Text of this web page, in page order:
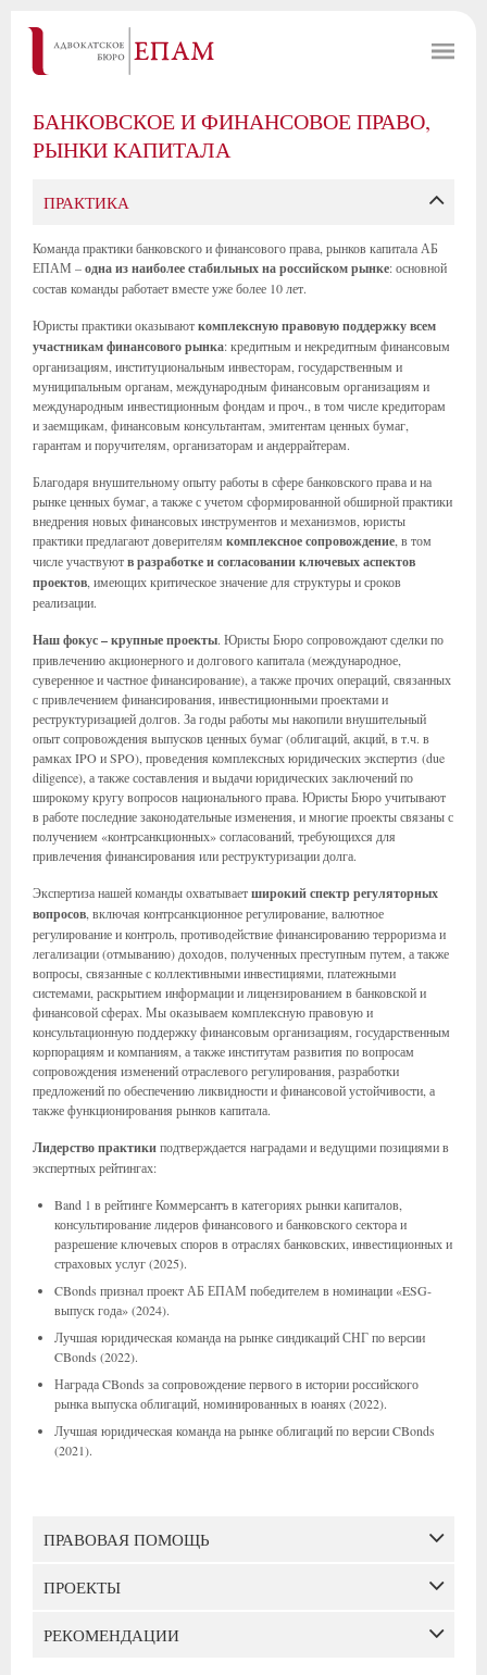
БАНКОВСКОЕ И ФИНАНСОВОЕ ПРАВО,
РЫНКИ КАПИТАЛА
ПРАКТИКА
Команда практики банковского и финансового права, рынков капитала АБ
ЕПАМ –одна из наиболее стабильных на российском рынке: основной
состав команды работает вместе уже более 10 лет.
Юристы практики оказываюткомплексную правовую поддержку всем
участникам финансового рынка: кредитным и некредитным финансовым
организациям, институциональным инвесторам, государственным и
муниципальным органам, международным финансовым организациям и
международным инвестиционным фондам и проч., в том числе кредиторам
и заемщикам, финансовым консультантам, эмитентам ценных бумаг,
гарантам и поручителям, организаторам и андеррайтерам.
Благодаря внушительному опыту работы в сфере банковского права и на
рынке ценных бумаг, а также с учетом сформированной обширной практики
внедрения новых финансовых инструментов и механизмов, юристы
практики предлагают доверителям комплексное сопровождение , в том
числе участвуютв разработке и согласовании ключевых аспектов
проектов , имеющих критическое значение для структуры и сроков
реализации.
Наш фокус – крупные проекты. Юристы Бюро сопровождают сделки по
привлечению акционерного и долгового капитала (международное,
суверенное и частное финансирование), а также прочих операций, связанных
с привлечением финансирования, инвестиционными проектами и
реструктуризацией долгов. За годы работы мы накопили внушительный
опыт сопровождения выпусков ценных бумаг (облигаций, акций, в т.ч. в
рамках IPO и SPO), проведения комплексных юридических экспертиз (due
diligence), а также составления и выдачи юридических заключений по
широкому кругу вопросов национального права. Юристы Бюро учитывают
в работе последние законодательные изменения, и многие проекты связаны с
получением «контрcанкционных» согласований, требующихся для
привлечения финансирования или реструктуризации долга.
Экспертиза нашей команды охватываетширокий спектр регуляторных
вопросов , включая контрсанкционное регулирование, валютное
регулирование и контроль, противодействие финансированию терроризма и
легализации (отмыванию) доходов, полученных преступным путем, а также
вопросы, связанные с коллективными инвестициями, платежными
системами, раскрытием информации и лицензированием в банковской и
финансовой сферах. Мы оказываем комплексную правовую и
консультационную поддержку финансовым организациям, государственным
корпорациям и компаниям, а также институтам развития по вопросам
сопровождения изменений отраслевого регулирования, разработки
предложений по обеспечению ликвидности и финансовой устойчивости, а
также функционирования рынков капитала.
Лидерство практикиподтверждается наградами и ведущими позициями в
экспертных рейтингах:
Band 1 в рейтинге Коммерсантъ в категориях рынки капиталов,
консультирование лидеров финансового и банковского сектора и
разрешение ключевых споров в отраслях банковских, инвестиционных и
страховых услуг (2025).
CBonds признал проект АБ ЕПАМ победителем в номинации «ESG-
выпуск года» (2024).
Лучшая юридическая команда на рынке синдикаций СНГ по версии
CBonds (2022).
Награда CBonds за сопровождение первого в истории российского
рынка выпуска облигаций, номинированных в юанях (2022).
Лучшая юридическая команда на рынке облигаций по версии CBonds
(2021).
ПРАВОВАЯ ПОМОЩЬ
ПРОЕКТЫ
РЕКОМЕНДАЦИИ